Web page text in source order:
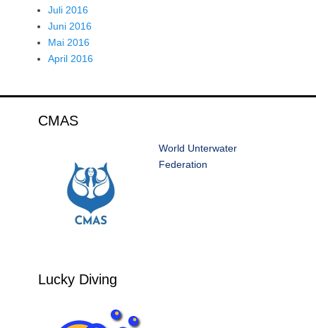
Juli 2016
Juni 2016
Mai 2016
April 2016
CMAS
World Unterwater
Federation
Lucky Diving